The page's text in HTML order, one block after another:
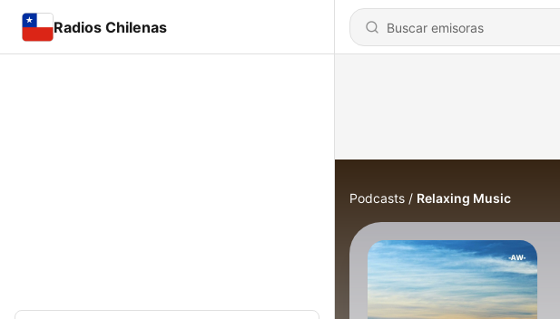
Radios Chilenas
Podcasts Relaxing Music